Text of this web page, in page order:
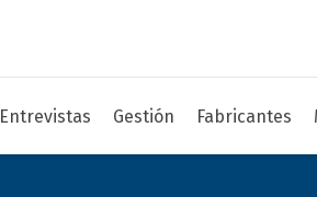
Entrevistas Gestión Fabricantes